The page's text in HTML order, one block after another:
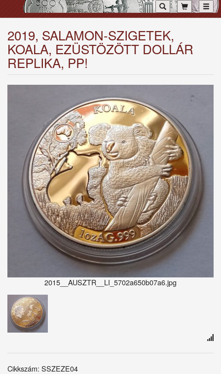
2019, SALAMON-SZIGETEK,
KOALA, EZÜSTÖZÖTT DOLLÁR
REPLIKA, PP!
2015__AUSZTR__LI_5702a650b07a6.jpg
Cikkszám: SSZEZE04